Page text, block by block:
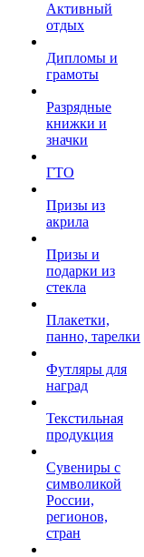
Активный
отдых
Дипломы и
грамоты
Разрядные
книжки и
значки
ГТО
Призы из
акрила
Призы и
подарки из
стекла
Плакетки,
панно, тарелки
Футляры для
наград
Текстильная
продукция
Сувениры с
символикой
России,
регионов,
стран